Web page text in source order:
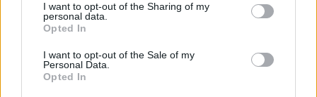
I want to opt-out of the Sharing of my
personal data.
Opted In
I want to opt-out of the Sale of my
Personal Data.
Opted In